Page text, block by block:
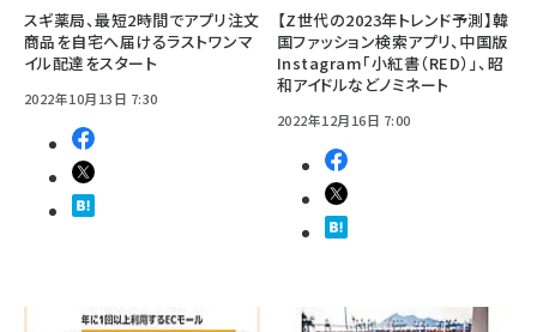
スギ薬局、最短2時間でアプリ注文
商品を自宅へ届けるラストワンマ
イル配達をスタート
2022年10月13日 7:30
【Z世代の2023年トレンド予測】韓
国ファッション検索アプリ、中国版
Instagram「小紅書（RED）」、昭
和アイドルなどノミネート
2022年12月16日 7:00